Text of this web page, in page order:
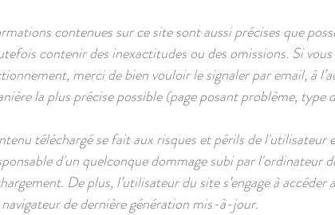
contenues sur ce site sont aussi précises que
contenir des inexactitudes ou des omissions. Si
merci de bien vouloir le signaler par email, à
la plus précise possible (page posant problème,
téléchargé se fait aux risques et périls de
d'un quelconque dommage subi par l'ordinateur
De plus, l’utilisateur du site s’engage à
navigateur de dernière génération mis-à-jour.